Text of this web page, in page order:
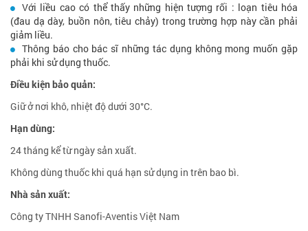
Với liều cao có thể thấy những hiện tượng rối : loạn tiêu hóa
(đau dạ dày, buồn nôn, tiêu chảy) trong trường hợp này cần phải
giảm liều.
Thông báo cho bác sĩ những tác dụng không mong muốn gặp
phải khi sử dụng thuốc.
Điều kiện bảo quản:
Giữ ở nơi khô, nhiệt độ dưới 30°C.
Hạn dùng:
24 tháng kể từ ngày sản xuất.
Không dùng thuốc khi quá hạn sử dụng in trên bao bì.
Nhà sản xuất:
Công ty TNHH Sanofi-Aventis Việt Nam